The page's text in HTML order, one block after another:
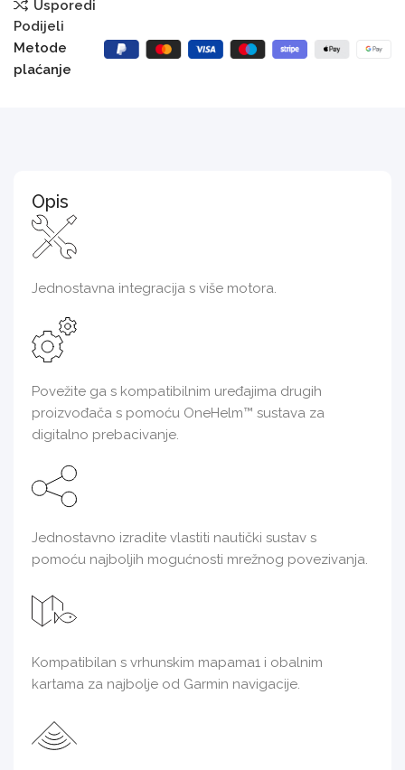
Usporedi
Podijeli
Metode
plaćanje
Opis
Jednostavna integracija s više motora.
Povežite ga s kompatibilnim uređajima drugih
proizvođača s pomoću OneHelm™ sustava za
digitalno prebacivanje.
Jednostavno izradite vlastiti nautički sustav s
pomoću najboljih mogućnosti mrežnog povezivanja.
Kompatibilan s vrhunskim mapama1 i obalnim
kartama za najbolje od Garmin navigacije.